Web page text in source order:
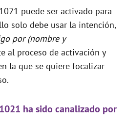
puede ser activado para
solo debe usar la intención,
por (nombre y
al proceso de activación y
la que se quiere focalizar
ha sido canalizado por